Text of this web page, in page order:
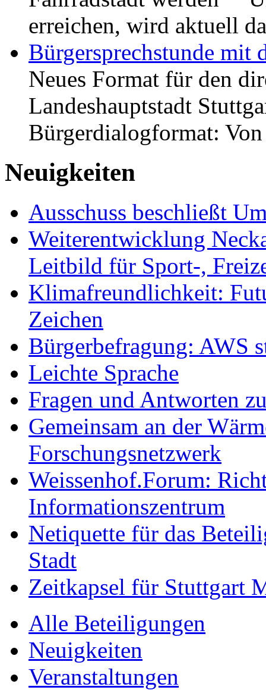
erreichen, wird aktuell
Bürgersprechstunde mit
Neues Format für den
Landeshauptstadt
Bürgerdialogformat:
Neuigkeiten
Ausschuss beschließt
Weiterentwicklung
Leitbild für Sport-,
Klimafreundlichkeit:
Zeichen
Bürgerbefragung: AWS
Leichte Sprache
Fragen und Antworten
Gemeinsam an der
Forschungsnetzwerk
Weissenhof.Forum:
Informationszentrum
Netiquette für das
Stadt
Zeitkapsel für Stuttgart
Alle Beteiligungen
Neuigkeiten
Veranstaltungen